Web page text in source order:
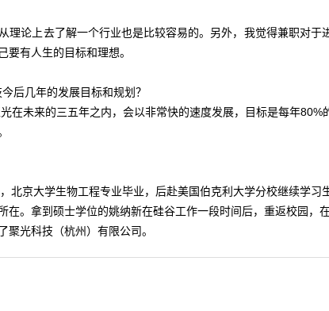
论上去了解一个行业也是比较容易的。另外，我觉得兼职对于
有人生的目标和理想。
几年的发展目标和规划？
未来的三五年之内，会以非常快的速度发展，目标是每年80%
京大学生物工程专业毕业，后赴美国伯克利大学分校继续学习
。拿到硕士学位的姚纳新在硅谷工作一段时间后，重返校园，
光科技（杭州）有限公司。